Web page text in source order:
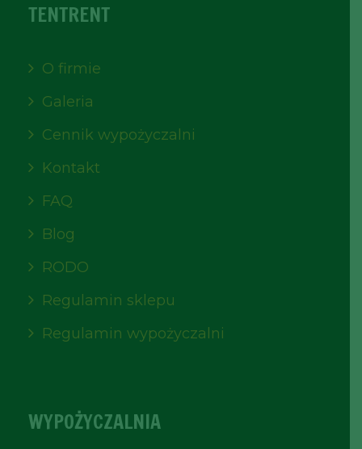
TENTRENT
O firmie
Galeria
Cennik wypożyczalni
Kontakt
FAQ
Blog
RODO
Regulamin sklepu
Regulamin wypożyczalni
WYPOŻYCZALNIA